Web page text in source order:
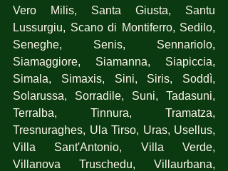
Vero Milis, Santa Giusta, Santu
Lussurgiu, Scano di Montiferro, Sedilo,
Seneghe, Senis, Sennariolo,
Siamaggiore, Siamanna, Siapiccia,
Simala, Simaxis, Sini, Siris, Soddì,
Solarussa, Sorradile, Suni, Tadasuni,
Terralba, Tinnura, Tramatza,
Tresnuraghes, Ula Tirso, Uras, Usellus,
Villa Sant'Antonio, Villa Verde,
Villanova Truschedu, Villaurbana,